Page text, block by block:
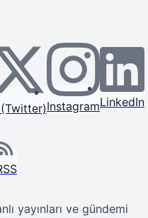
InstagramLinkedIn
yayınları ve gündemi